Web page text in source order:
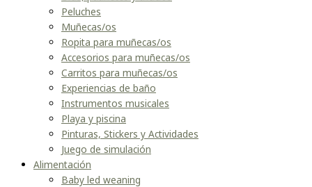
Peluches
Muñecas/os
Ropita para muñecas/os
Accesorios para muñecas/os
Carritos para muñecas/os
Experiencias de baño
Instrumentos musicales
Playa y piscina
Pinturas, Stickers y Actividades
Juego de simulación
Alimentación
Baby led weaning